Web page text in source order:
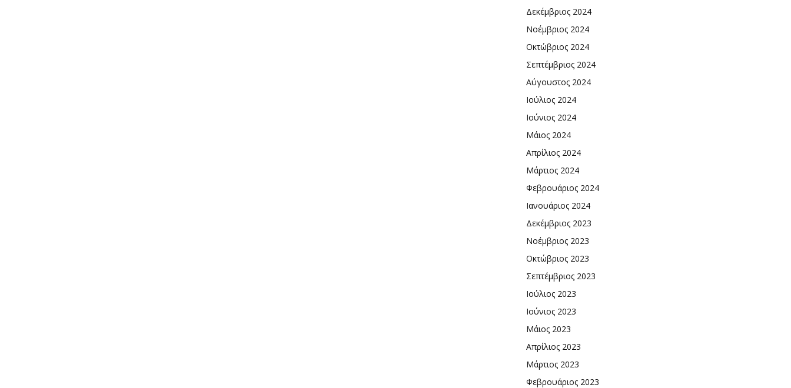
Δεκέμβριος 2024
Νοέμβριος 2024
Οκτώβριος 2024
Σεπτέμβριος 2024
Αύγουστος 2024
Ιούλιος 2024
Ιούνιος 2024
Μάιος 2024
Απρίλιος 2024
Μάρτιος 2024
Φεβρουάριος 2024
Ιανουάριος 2024
Δεκέμβριος 2023
Νοέμβριος 2023
Οκτώβριος 2023
Σεπτέμβριος 2023
Ιούλιος 2023
Ιούνιος 2023
Μάιος 2023
Απρίλιος 2023
Μάρτιος 2023
Φεβρουάριος 2023